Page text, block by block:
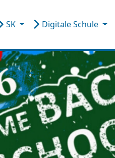
SK Digitale Schule